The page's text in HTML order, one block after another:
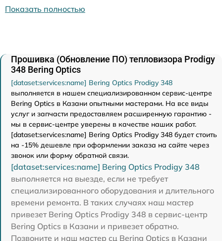
Показать полностью
Прошивка (Обновление ПО) тепловизора Prodigy
348 Bering Optics
[dataset:services:name] Bering Optics Prodigy 348
выполняется в нашем специализированном сервис-центре
Bering Optics в Казани опытными мастерами. На все виды
услуг и запчасти предоставляем расширенную гарантию -
мы в сервис-центре уверены в качестве наших работ.
[dataset:services:name] Bering Optics Prodigy 348 будет стоить
на -15% дешевле при оформлении заказа на сайте через
звонок или форму обратной связи.
[dataset:services:name] Bering Optics Prodigy 348
выполняется на выезде, если не требует
специализированного оборудования и длительного
времени ремонта. В таких случаях наш мастер
привезет Bering Optics Prodigy 348 в сервис-центр
Bering Optics в Казани и привезет обратно.
Позвоните и наш мастер сц Bering Optics в Казани